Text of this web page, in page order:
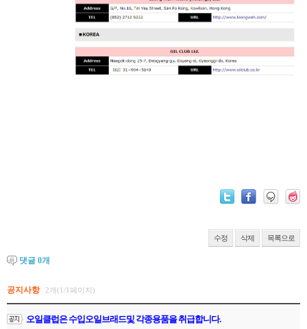
수정 삭제 목록으로
댓글 0개
공지사항 2개(1/1페이지)
오일클럽은 수입오일브래드및 각종용품을 취급합니다.